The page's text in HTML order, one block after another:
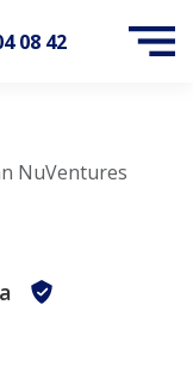
08 42
NuVentures